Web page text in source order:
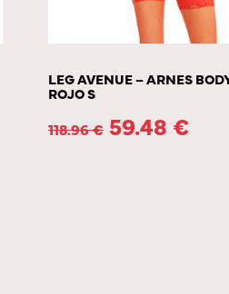
LEG AVENUE – ARNES
ROJO S
118.96€ 59.48 €